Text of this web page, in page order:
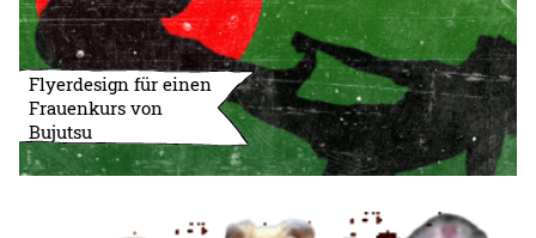
Flyerdesign für einen
Frauenkurs von
Bujutsu